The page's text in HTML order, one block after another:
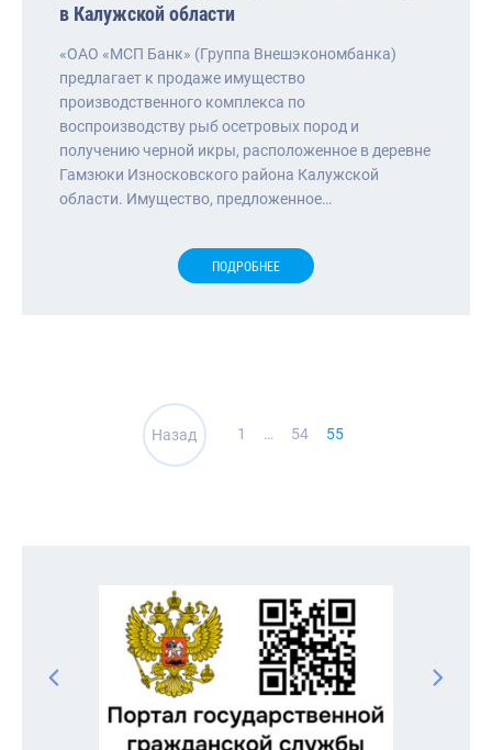
в Калужской области
«ОАО «МСП Банк» (Группа Внешэкономбанка)
предлагает к продаже имущество
производственного комплекса по
воспроизводству рыб осетровых пород и
получению черной икры, расположенное в деревне
Гамзюки Износковского района Калужской
области. Имущество, предложенное…
ПОДРОБНЕЕ
по
Назад 1 … 54 55